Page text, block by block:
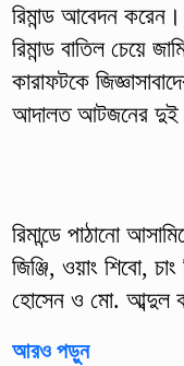
রিমান্ড আবেদন
রিমান্ড বাতিল চেয়ে
কারাফটকে
আদালত আটজনের দুই
রিমান্ডে পাঠানো
জিঞ্জি, ওয়াং শিবো,
হোসেন ও মো. আব্দুল
আরও পড়ুন